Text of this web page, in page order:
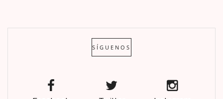
SÍGUENOS